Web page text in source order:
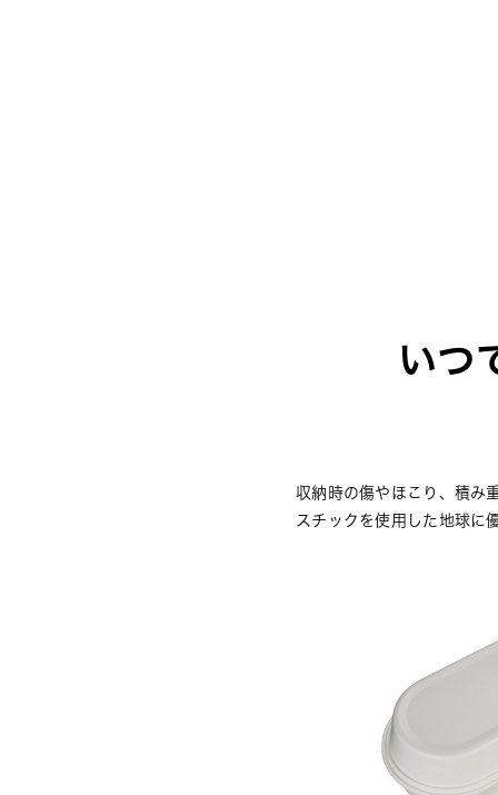
いつ
収納時の傷やほこり、積み
スチックを使用した地球に